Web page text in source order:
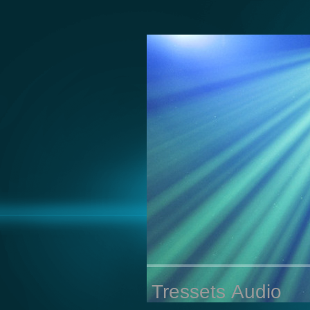
Tressets Audio